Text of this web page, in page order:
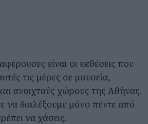
είναι οι εκθέσεις που
τις μέρες σε μουσεία,
ανοιχτούς χώρους της Αθήνας.
να διαλέξουμε μόνο πέντε από
να χάσεις.